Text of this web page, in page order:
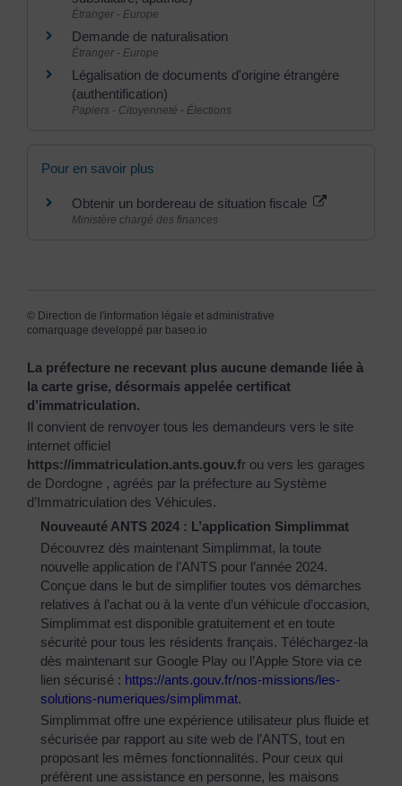
Étranger - Europe
Demande de naturalisation
Étranger - Europe
Légalisation de documents d'origine étrangère
(authentification)
Papiers - Citoyenneté - Élections
Pour en savoir plus
Obtenir un bordereau de situation fiscale
Ministère chargé des finances
© Direction de l'information légale et administrative
comarquage developpé par baseo.io
La préfecture ne recevant plus aucune demande liée à
la carte grise, désormais appelée certificat
d’immatriculation.
Il convient de renvoyer tous les demandeurs vers le site
internet officiel
https://immatriculation.ants.gouv.fr ou vers les garages
de Dordogne , agréés par la préfecture au Système
d’Immatriculation des Véhicules.
Nouveauté ANTS 2024 : L’application Simplimmat
Découvrez dès maintenant Simplimmat, la toute
nouvelle application de l’ANTS pour l’année 2024.
Conçue dans le but de simplifier toutes vos démarches
relatives à l’achat ou à la vente d’un véhicule d’occasion,
Simplimmat est disponible gratuitement et en toute
sécurité pour tous les résidents français. Téléchargez-la
dès maintenant sur Google Play ou l’Apple Store via ce
lien sécurisé : https://ants.gouv.fr/nos-missions/les-
solutions-numeriques/simplimmat.
Simplimmat offre une expérience utilisateur plus fluide et
sécurisée par rapport au site web de l’ANTS, tout en
proposant les mêmes fonctionnalités. Pour ceux qui
préfèrent une assistance en personne, les maisons